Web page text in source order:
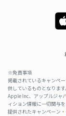
※免責事項
掲載されているキャンペ
供しているものとなります
Apple Inc、アップルジャ
ィション情報に一切関与
提供されたキャンペーン